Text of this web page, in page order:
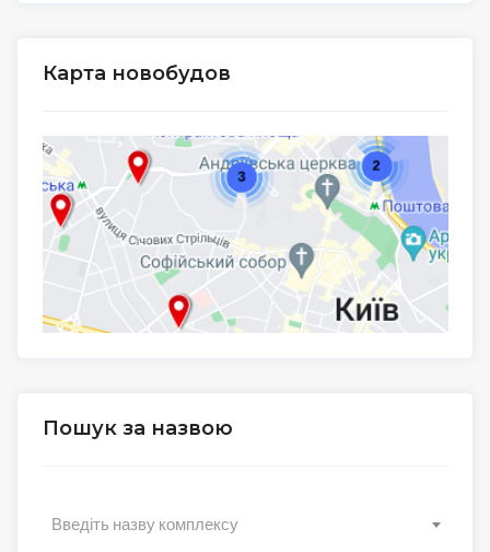
Карта новобудов
Пошук за назвою
Введіть назву комплексу